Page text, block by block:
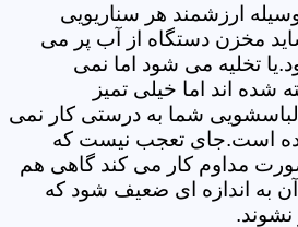
ارزشمند هر سناریویی
مخزن دستگاه از آب پر می
تخلیه می شود اما نمی
اند اما خیلی تمیز
شما به درستی کار نمی
است.جای تعجب نیست که
مداوم کار می کند گاهی هم
به اندازه ای ضعیف شود که
نشوند.